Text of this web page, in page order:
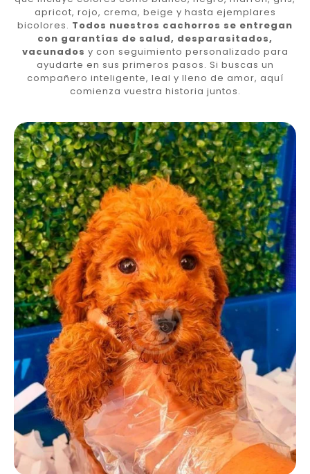
apricot, rojo, crema, beige y hasta ejemplares
bicolores. Todos nuestros cachorros se entregan
con garantías de salud, desparasitados,
vacunados y con seguimiento personalizado para
ayudarte en sus primeros pasos. Si buscas un
compañero inteligente, leal y lleno de amor, aquí
comienza vuestra historia juntos.